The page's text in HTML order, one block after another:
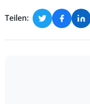
Teilen: